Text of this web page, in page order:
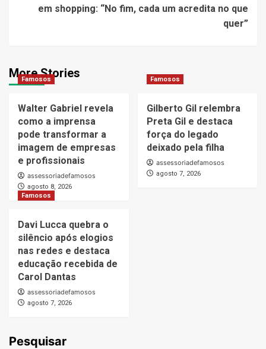
em shopping: “No fim, cada um acredita no que
quer”
More Stories
Famosos
Walter Gabriel revela
como a imprensa
pode transformar a
imagem de empresas
e profissionais
assessoriadefamosos
agosto 8, 2026
Famosos
Gilberto Gil relembra
Preta Gil e destaca
força do legado
deixado pela filha
assessoriadefamosos
agosto 7, 2026
Famosos
Davi Lucca quebra o
silêncio após elogios
nas redes e destaca
educação recebida de
Carol Dantas
assessoriadefamosos
agosto 7, 2026
Pesquisar